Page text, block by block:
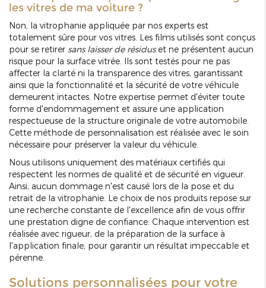
les vitres de ma voiture ?
Non, la vitrophanie appliquée par nos experts est
totalement sûre pour vos vitres. Les films utilisés sont conçus
pour se retirer sans laisser de résiduset ne présentent aucun
risque pour la surface vitrée. Ils sont testés pour ne pas
affecter la clarté ni la transparence des vitres, garantissant
ainsi que la fonctionnalité et la sécurité de votre véhicule
demeurent intactes. Notre expertise permet d'éviter toute
forme d'endommagement et assure une application
respectueuse de la structure originale de votre automobile.
Cette méthode de personnalisation est réalisée avec le soin
nécessaire pour préserver la valeur du véhicule.
Nous utilisons uniquement des matériaux certifiés qui
respectent les normes de qualité et de sécurité en vigueur.
Ainsi, aucun dommage n'est causé lors de la pose et du
retrait de la vitrophanie. Le choix de nos produits repose sur
une recherche constante de l'excellence afin de vous offrir
une prestation digne de confiance. Chaque intervention est
réalisée avec rigueur, de la préparation de la surface à
l'application finale, pour garantir un résultat impeccable et
pérenne.
Solutions personnalisées pour votre